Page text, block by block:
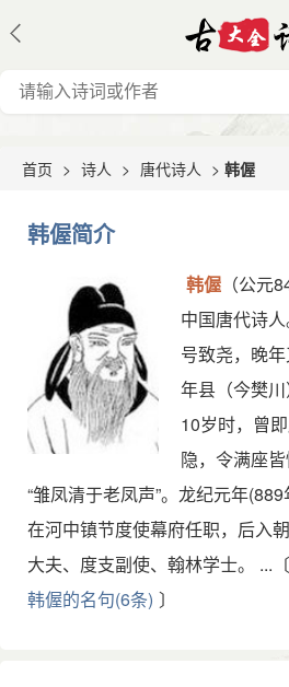
首页 > 诗人 > 唐代诗人 > 韩偓
韩偓简介
韩偓 （公元
中国唐代诗人
号致尧，晚
年县（今樊川
10岁时，曾
隐，令满座
“雏凤清于老凤声”。龙纪元年(889
在河中镇节度使幕府任职，后入
大夫、度支副使、翰林学士。 ...〔
韩偓的名句(6条) 〕